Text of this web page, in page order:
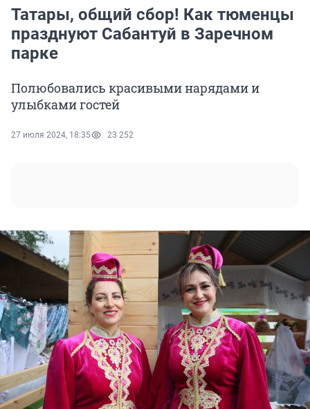
Татары, общий сбор! Как тюменцы
празднуют Сабантуй в Заречном
парке
Полюбовались красивыми нарядами и
улыбками гостей
27 июля 2024, 18:35 23 252